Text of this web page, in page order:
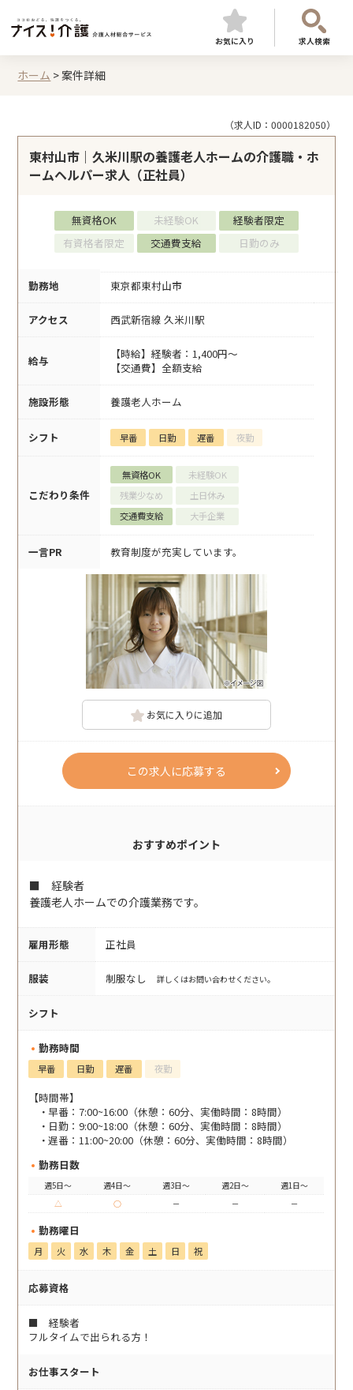
お気に入り 求人検索
ホーム >案件詳細
（求人ID：0000182050）
東村山市｜久米川駅の養護老人ホームの介護職・ホ
ームヘルパー求人（正社員）
無資格OK 未経験OK
経験者限定
有資格者限定
交通費支給 日勤のみ
勤務地 東京都東村山市
アクセス 西武新宿線 久米川駅
給与
【時給】経験者：1,400円～
【交通費】全額支給
施設形態 養護老人ホーム
シフト 早番 日勤 遅番 夜勤
こだわり条件
無資格OK
未経験OK
残業少なめ
土日休み
交通費支給
大手企業
一言PR 教育制度が充実しています。
お気に入りに追加
この求人に応募する
おすすめポイント
■ 経験者
養護老人ホームでの介護業務です。
雇用形態 正社員
服装 制服なし 詳しくはお問い合わせください。
シフト
勤務時間
早番 日勤 遅番 夜勤
【時間帯】
早番：7:00~16:00（休憩：60分、実働時間：8時間）
日勤：9:00~18:00（休憩：60分、実働時間：8時間）
遅番：11:00~20:00（休憩：60分、実働時間：8時間）
勤務日数
週5日～ 週4日～ 週3日～ 週2日～
週1日～
△
○ － － －
勤務曜日
月 火 水 木 金 土 日 祝
応募資格
■ 経験者
フルタイムで出られる方！
お仕事スタート